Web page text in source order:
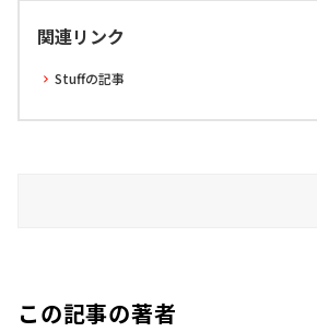
関連リンク
Stuffの記事
この記事の著者